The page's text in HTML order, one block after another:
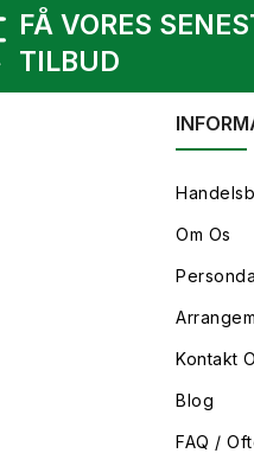
FÅ VORES
TILBUD
Om Os
Kontakt
Blog
FAQ /